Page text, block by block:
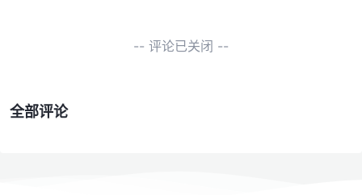
-- 评论已关闭 --
全部评论